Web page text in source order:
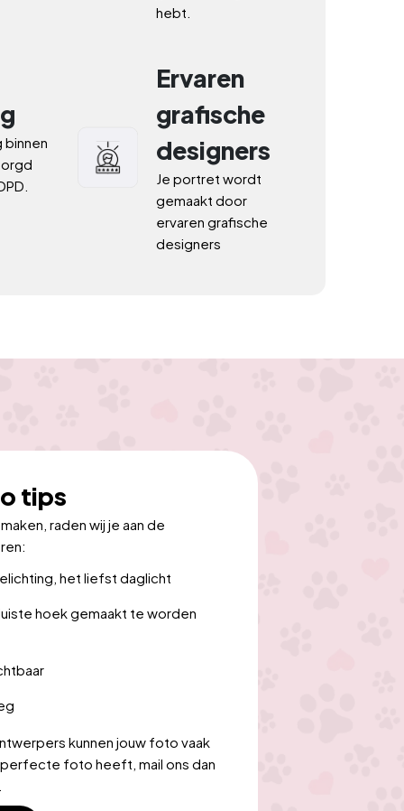
hebt.
binnen
Ervaren
grafische
designers
Je portret wordt
gemaakt door
ervaren grafische
designers
tips
raden wij je aan de
het liefst daglicht
hoek gemaakt te worden
kunnen jouw foto vaak
foto heeft, mail ons dan